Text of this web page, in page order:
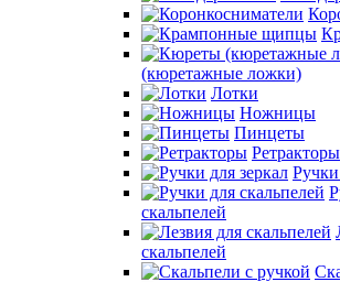
(кюретажные ложки)
Лотки
Ножницы
Пинцеты
Ретракторы
Ручки
скальпелей
скальпелей